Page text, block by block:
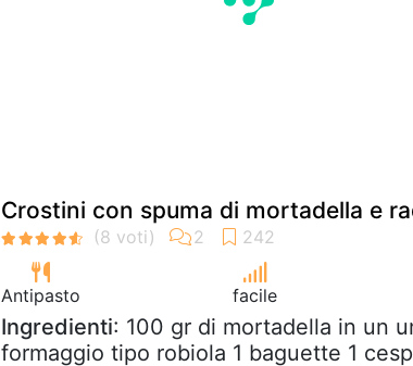
Crostini con spuma di mortadella e
Antipasto facile
Ingredienti: 100 gr di mortadella in un
formaggio tipo robiola 1 baguette 1